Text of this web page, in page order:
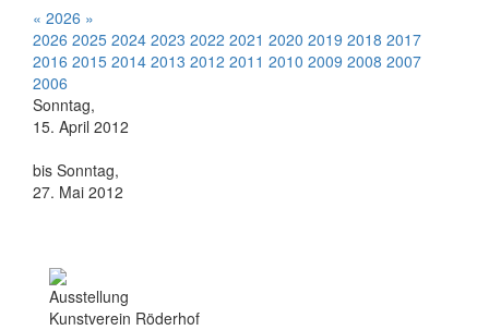
« 2026 »
2026 2025 2024 2023 2022 2021 2020 2019 2018 2017
2016 2015 2014 2013 2012 2011 2010 2009 2008 2007
2006
Sonntag,
15. April 2012
bis Sonntag,
27. Mai 2012
Ausstellung
Kunstverein Röderhof